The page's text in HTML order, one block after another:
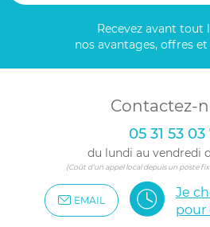
Recevez avant tout
nos avantages, offres
Contactez-
05 31 53 03
du lundi au vendredi
(Coût d'un appel local depuis un poste
EMAIL
Je
pour